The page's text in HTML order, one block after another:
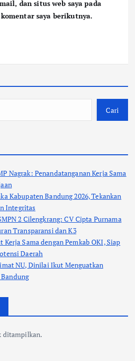
dan situs web saya pada
saya berikutnya.
Cari
Nagrak: Penandatanganan Kerja Sama
Kabupaten Bandung 2026, Tekankan
Integritas
2 Cilengkrang: CV Cipta Purnama
Transparansi dan K3
Sama dengan Pemkab OKI, Siap
Daerah
NU, Dinilai Ikut Menguatkan
ditampilkan.